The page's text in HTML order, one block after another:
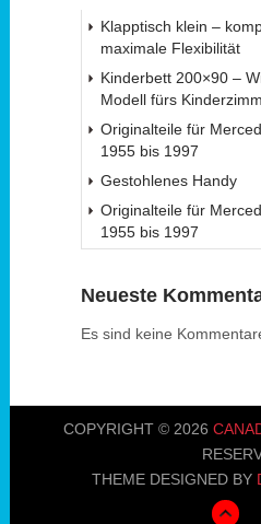
Klapptisch klein –
maximale Flexibilität
Kinderbett 200×90 –
Modell fürs
Originalteile für
1955 bis 1997
Gestohlenes Handy
Originalteile für
1955 bis 1997
Neueste
Es sind keine
COPYRIGHT © 2026
THEME DESIGNED BY